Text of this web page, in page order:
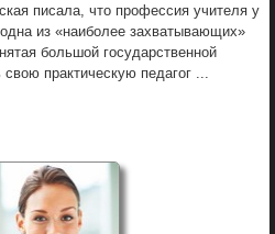
писала, что профессия учителя у
из «наиболее захватывающих»
большой государственной
практическую педагог ...